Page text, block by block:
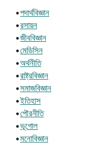
•পদার্থবিজ্ঞান
•রসায়ন
•জীববিজ্ঞান
•মেডিসিন
•অর্থনীতি
•রাষ্ট্রবিজ্ঞান
•সমাজবিজ্ঞান
•ইতিহাস
•পৌরনীতি
•ভূগোল
•মনোবিজ্ঞান